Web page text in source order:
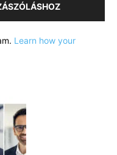
Learn how your